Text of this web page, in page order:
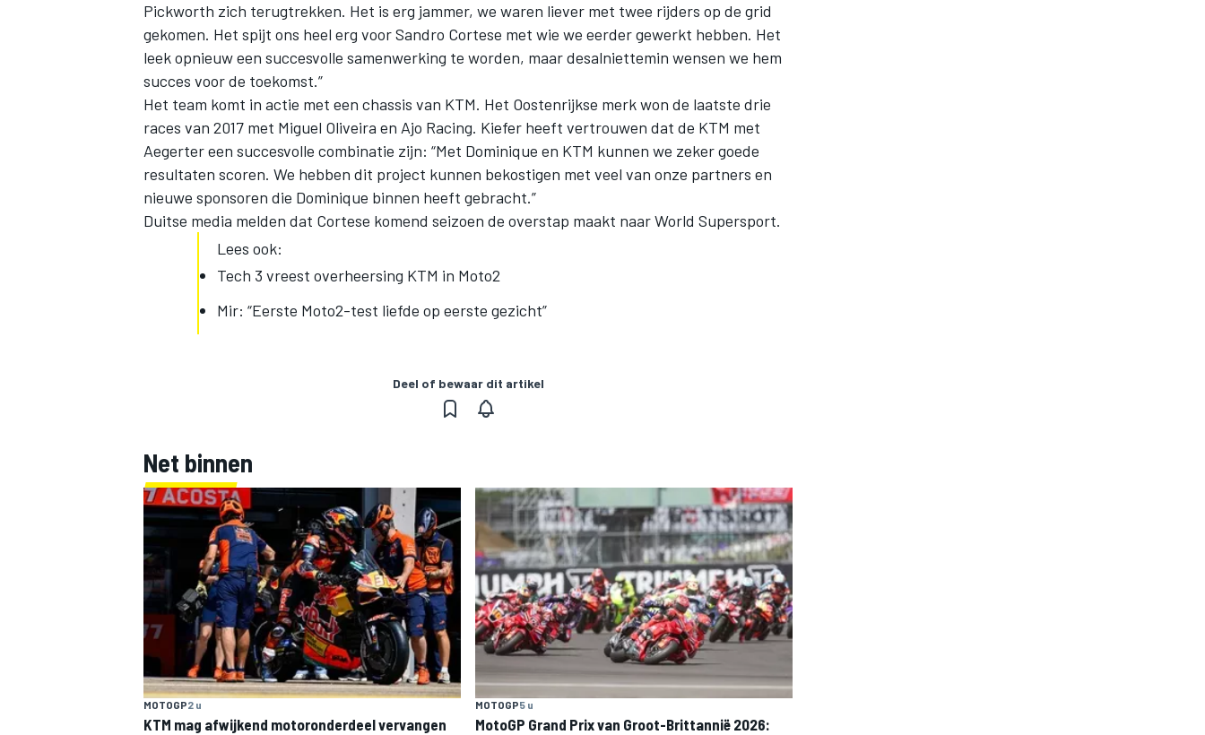
Pickworth zich terugtrekken. Het is erg jammer, we waren liever met twee rijders op de grid
gekomen. Het spijt ons heel erg voor Sandro Cortese met wie we eerder gewerkt hebben. Het
leek opnieuw een succesvolle samenwerking te worden, maar desalniettemin wensen we hem
succes voor de toekomst.”
Het team komt in actie met een chassis van KTM. Het Oostenrijkse merk won de laatste drie
races van 2017 met Miguel Oliveira en Ajo Racing. Kiefer heeft vertrouwen dat de KTM met
Aegerter een succesvolle combinatie zijn: “Met Dominique en KTM kunnen we zeker goede
resultaten scoren. We hebben dit project kunnen bekostigen met veel van onze partners en
nieuwe sponsoren die Dominique binnen heeft gebracht.”
Duitse media melden dat Cortese komend seizoen de overstap maakt naar World Supersport.
Lees ook:
Tech 3 vreest overheersing KTM in Moto2
Mir: “Eerste Moto2-test liefde op eerste gezicht”
Deel of bewaar dit artikel
Net binnen
MOTOGP2 u
KTM mag afwijkend motoronderdeel vervangen
MOTOGP5 u
MotoGP Grand Prix van Groot-Brittannië 2026: